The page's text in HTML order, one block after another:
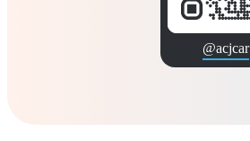
@acjcar